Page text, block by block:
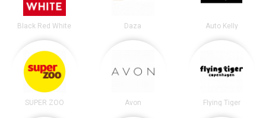
Black Red White Daza Auto Kelly
SUPER ZOO Avon Flying Tiger